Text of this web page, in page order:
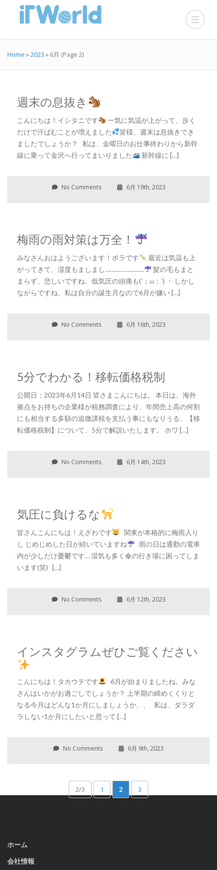
Home »2023 » 6月 (Page 2)
週末の息抜き
こんにちは！イシタニです
一気に気温が上がって、歩く
だけで汗ばむことが増えました
皆様、週末は息抜きでき
ましたでしょうか？ 私は、金曜日のお仕事終わりから新幹
線に乗って金沢へ行ってまいりました
新幹線に […]
No Comments 6月 19th, 2023
梅雨の雨対策は万全！
みなさんおはようございます！ボラです
最近は気温も上
がってきて、湿度もましまし……………………
髪の毛もまと
まらず、悲しいですね、低気圧の頭痛も(´；ω；`) ・ しかし
ながらですね、私は自分の誕生月なので6月が嫌い […]
No Comments 6月 16th, 2023
5分でわかる！移転価格税制
公開日：2023年6月14日 皆さまこんにちは。 本日は、海外
拠点をお持ちの企業様が税務調査により、年間売上高の何割
にも相当する多額の追微課税を支払う事にもなりうる、【移
転価格税制】について、5分で解説いたします。 ホワ […]
No Comments 6月 14th, 2023
気圧に負けるな
皆さんこんにちは！えざわです
関東が本格的に梅雨入り
し じめじめした日が続いていますね
雨の日は通勤の電車
内が少しだけ憂鬱です… 湿気も多く傘の行き場に困ってしま
います(笑) […]
No Comments 6月 12th, 2023
インスタグラムぜひご覧ください
こんにちは！タカウチです
6月が始まりましたね。みな
さんはいかがお過ごしでしょうか？ 上半期の締めくくりと
なる今月はどんな1か月にしましょうか、、 私は、ダラダ
ラしない1か月にしたいと思って […]
No Comments 6月 9th, 2023
2/3 1 2 3
ホーム
会社情報